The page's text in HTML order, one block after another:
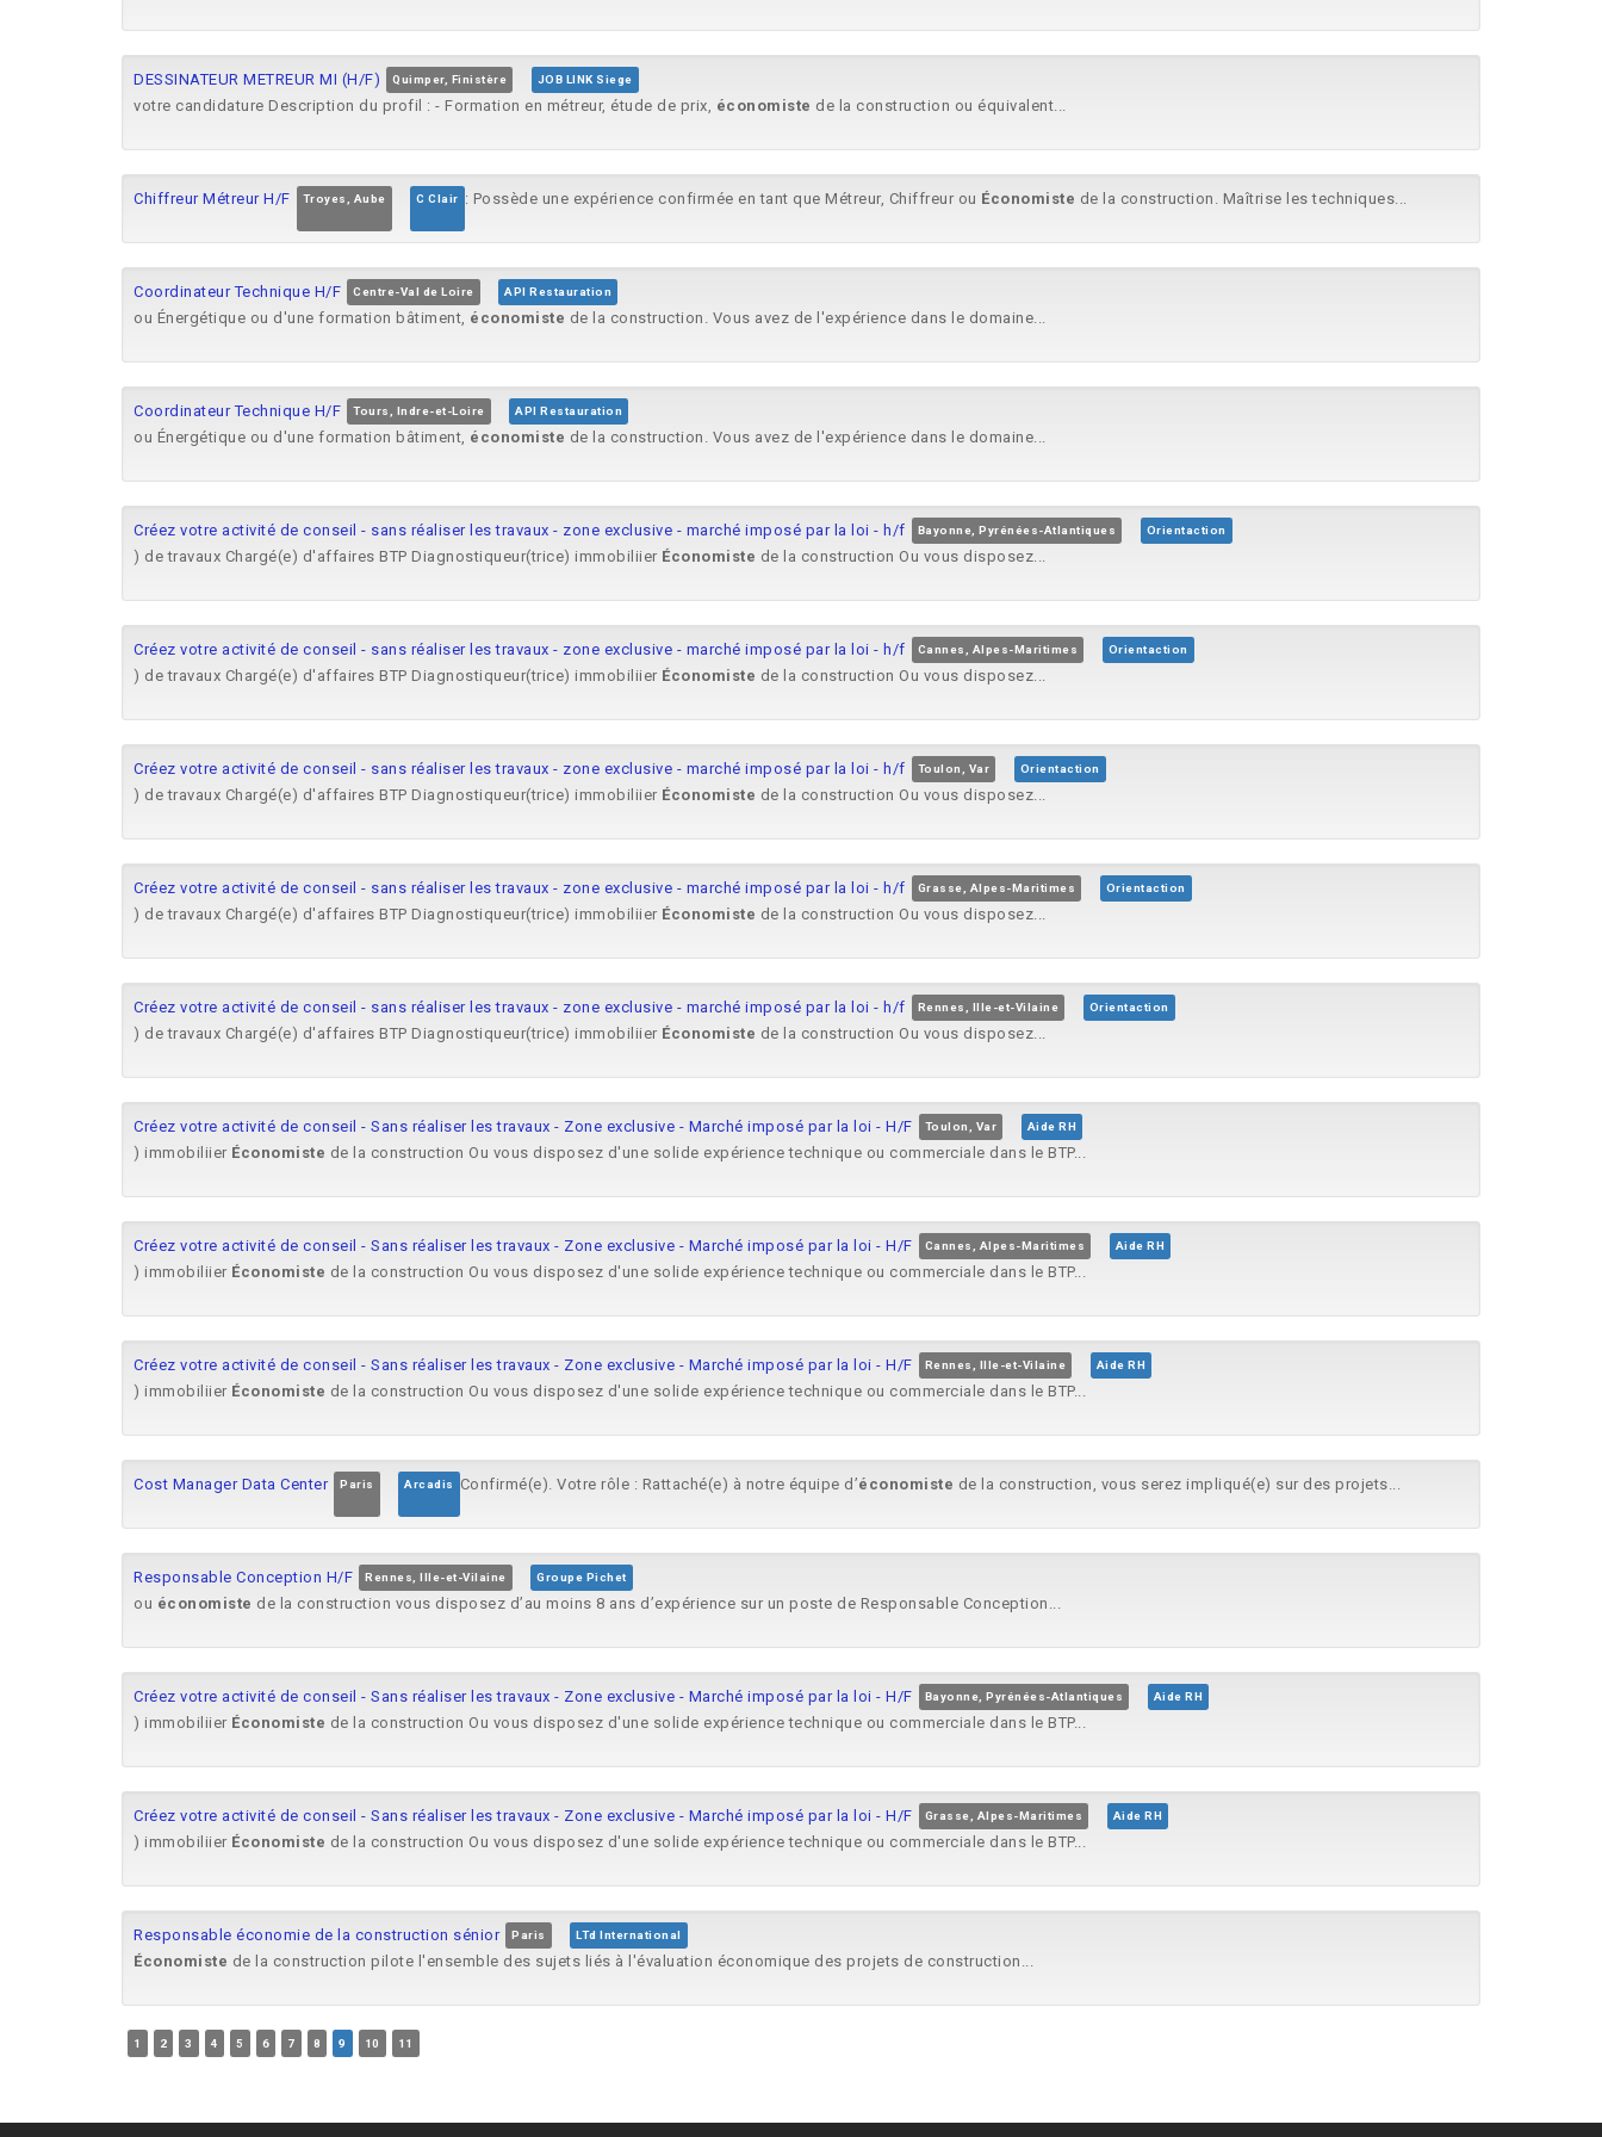
DESSINATEUR METREUR MI (H/F) Quimper, Finistère JOB LINK Siege
votre candidature Description du profil : - Formation en métreur, étude de prix, économiste de la construction ou équivalent...
Chiffreur Métreur H/F Troyes, Aube C Clair : Possède une expérience confirmée en tant que Métreur, Chiffreur ou Économiste de la construction. Maîtrise les techniques...
Coordinateur Technique H/F Centre-Val de Loire API Restauration
ou Énergétique ou d'une formation bâtiment, économiste de la construction. Vous avez de l'expérience dans le domaine...
Coordinateur Technique H/F Tours, Indre-et-Loire API Restauration
ou Énergétique ou d'une formation bâtiment, économiste de la construction. Vous avez de l'expérience dans le domaine...
Créez votre activité de conseil - sans réaliser les travaux - zone exclusive - marché imposé par la loi - h/f Bayonne, Pyrénées-Atlantiques Orientaction
) de travaux Chargé(e) d'affaires BTP Diagnostiqueur(trice) immobiliier Économiste de la construction Ou vous disposez...
Créez votre activité de conseil - sans réaliser les travaux - zone exclusive - marché imposé par la loi - h/f Cannes, Alpes-Maritimes Orientaction
) de travaux Chargé(e) d'affaires BTP Diagnostiqueur(trice) immobiliier Économiste de la construction Ou vous disposez...
Créez votre activité de conseil - sans réaliser les travaux - zone exclusive - marché imposé par la loi - h/f Toulon, Var Orientaction
) de travaux Chargé(e) d'affaires BTP Diagnostiqueur(trice) immobiliier Économiste de la construction Ou vous disposez...
Créez votre activité de conseil - sans réaliser les travaux - zone exclusive - marché imposé par la loi - h/f Grasse, Alpes-Maritimes Orientaction
) de travaux Chargé(e) d'affaires BTP Diagnostiqueur(trice) immobiliier Économiste de la construction Ou vous disposez...
Créez votre activité de conseil - sans réaliser les travaux - zone exclusive - marché imposé par la loi - h/f Rennes, Ille-et-Vilaine Orientaction
) de travaux Chargé(e) d'affaires BTP Diagnostiqueur(trice) immobiliier Économiste de la construction Ou vous disposez...
Créez votre activité de conseil - Sans réaliser les travaux - Zone exclusive - Marché imposé par la loi - H/F Toulon, Var Aide RH
) immobiliier Économiste de la construction Ou vous disposez d'une solide expérience technique ou commerciale dans le BTP...
Créez votre activité de conseil - Sans réaliser les travaux - Zone exclusive - Marché imposé par la loi - H/F Cannes, Alpes-Maritimes Aide RH
) immobiliier Économiste de la construction Ou vous disposez d'une solide expérience technique ou commerciale dans le BTP...
Créez votre activité de conseil - Sans réaliser les travaux - Zone exclusive - Marché imposé par la loi - H/F Rennes, Ille-et-Vilaine Aide RH
) immobiliier Économiste de la construction Ou vous disposez d'une solide expérience technique ou commerciale dans le BTP...
Cost Manager Data Center Paris Arcadis Confirmé(e). Votre rôle : Rattaché(e) à notre équipe d’économiste de la construction, vous serez impliqué(e) sur des projets...
Responsable Conception H/F Rennes, Ille-et-Vilaine Groupe Pichet
ou économiste de la construction vous disposez d’au moins 8 ans d’expérience sur un poste de Responsable Conception...
Créez votre activité de conseil - Sans réaliser les travaux - Zone exclusive - Marché imposé par la loi - H/F Bayonne, Pyrénées-Atlantiques Aide RH
) immobiliier Économiste de la construction Ou vous disposez d'une solide expérience technique ou commerciale dans le BTP...
Créez votre activité de conseil - Sans réaliser les travaux - Zone exclusive - Marché imposé par la loi - H/F Grasse, Alpes-Maritimes Aide RH
) immobiliier Économiste de la construction Ou vous disposez d'une solide expérience technique ou commerciale dans le BTP...
Responsable économie de la construction sénior Paris LTd International
Économiste de la construction pilote l'ensemble des sujets liés à l'évaluation économique des projets de construction...
1 2 3 4 5 6 7 8 9 10 11